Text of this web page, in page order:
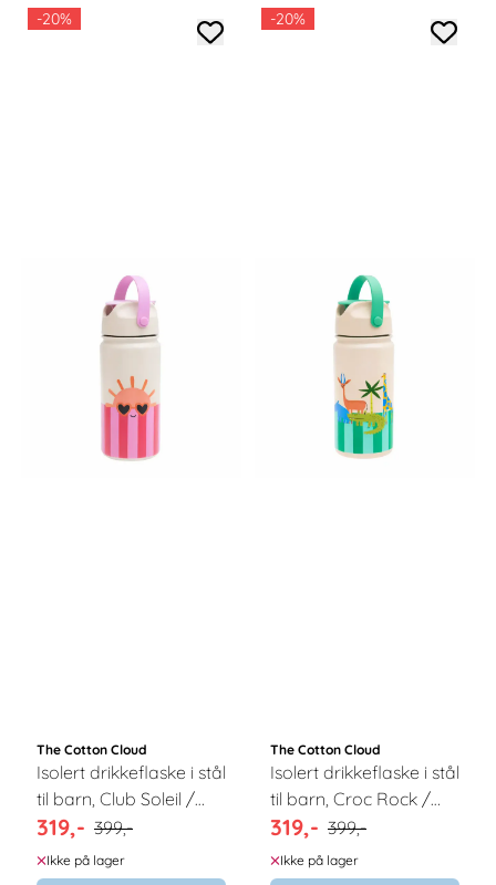
-20%
The Cotton Cloud
Isolert drikkeflaske i stål
til barn, Club Soleil /
The Cotton Cloud
319,- 399,-
Ikke på lager
-20%
The Cotton Cloud
Isolert drikkeflaske i stål
til barn, Croc Rock /
The Cotton Cloud
319,- 399,-
Ikke på lager